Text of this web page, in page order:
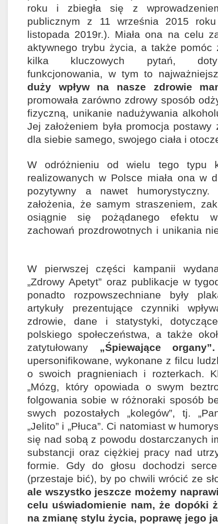
roku i zbiegła się z
publicznym z 11 września 2015
listopada 2019r.). Miała ona na celu
aktywnego trybu życia, a także pomóc
kilka kluczowych pytań,
funkcjonowania, w tym to
duży wpływ na nasze zdrowie
promowała zarówno zdrowy sposób
fizyczną, unikanie nadużywania
Jej założeniem była promocja postawy
dla siebie samego, swojego ciała i
W odróżnieniu od wielu tego typu
realizowanych w Polsce miała ona w
pozytywny a nawet
założenia, że samym straszeniem,
osiągnie się pożądanego efektu
zachowań prozdrowotnych i unikania
W pierwszej części kampanii
„Zdrowy Apetyt” oraz publikacje w
ponadto rozpowszechniane były
artykuły prezentujące czynniki
zdrowie, dane i statystyki,
polskiego społeczeństwa, a także
zatytułowany „Śpiewające organy”.
upersonifikowane, wykonane z filcu
o swoich pragnieniach i rozterkach.
„Mózg, który opowiada o swym
folgowania sobie w różnoraki sposób
swych pozostałych „kolegów”, tj.
„Jelito” i „Płuca”. Ci natomiast w
się nad sobą z powodu dostarczanych
substancji oraz ciężkiej pracy nad
formie. Gdy do głosu dochodzi
(przestaje bić), by po chwili wrócić ze
ale wszystko jeszcze możemy
celu uświadomienie nam, że dopóki
na zmianę stylu życia, poprawę jego